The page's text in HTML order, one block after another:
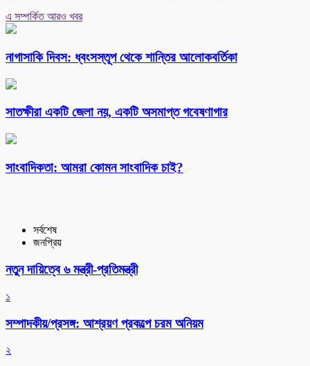
এ সম্পর্কিত আরও খবর
নাগাসাকি দিবস: ধ্বংসস্তূপ থেকে শান্তির আলোকবর্তিকা
সাতক্ষীরা একটি জেলা নয়, একটি অসমাপ্ত গবেষণাগার
সাংবাদিকতা: আমরা কোমন সাংবাদিক চাই?
সর্বশেষ
জনপ্রিয়
নতুন দায়িত্বে ৬ মন্ত্রী-প্রতিমন্ত্রী
১
সম্পাদকীয়/প্রসঙ্গ: আশ্রয়ণ প্রকল্পে চরম অনিয়ম
২